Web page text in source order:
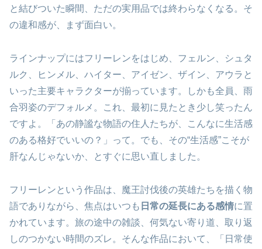
と結びついた瞬間、ただの実用品では終わらなくなる。そ
の違和感が、まず面白い。
ラインナップにはフリーレンをはじめ、フェルン、シュタ
ルク、ヒンメル、ハイター、アイゼン、ザイン、アウラと
いった主要キャラクターが揃っています。しかも全員、雨
合羽姿のデフォルメ。これ、最初に見たとき少し笑ったん
ですよ。「あの静謐な物語の住人たちが、こんなに生活感
のある格好でいいの？」って。でも、その“生活感”こそが
肝なんじゃないか、とすぐに思い直しました。
フリーレンという作品は、魔王討伐後の英雄たちを描く物
語でありながら、焦点はいつも 日常の延長にある感情に置
かれています。旅の途中の雑談、何気ない寄り道、取り返
しのつかない時間のズレ。そんな作品において、「日常使